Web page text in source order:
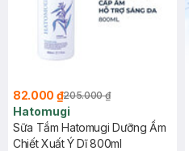
82.000 ₫205.000 ₫
Hatomugi
Sữa Tắm Hatomugi Dưỡng Ẩm
Chiết Xuất Ý Dĩ 800ml